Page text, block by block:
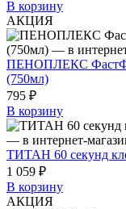
В корзину
АКЦИЯ
ПЕНОПЛЕКС
(750мл)
795 ₽
В корзину
ТИТАН 60 секунд
1 059 ₽
В корзину
АКЦИЯ